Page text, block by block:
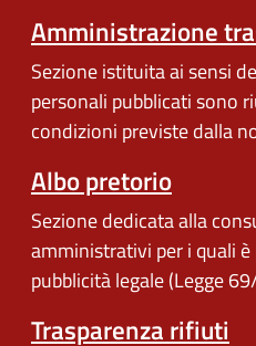
Amministrazione
Sezione istituita ai sensi
personali pubblicati sono
condizioni previste dalla
Albo pretorio
Sezione dedicata alla
amministrativi per i quali
pubblicità legale (Legge
Trasparenza rifiuti